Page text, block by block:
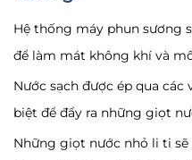
Hệ thống máy phun sương
để làm mát không khí và
Nước sạch được ép qua
biệt để đẩy ra những giọt
Những giọt nước nhỏ li ti